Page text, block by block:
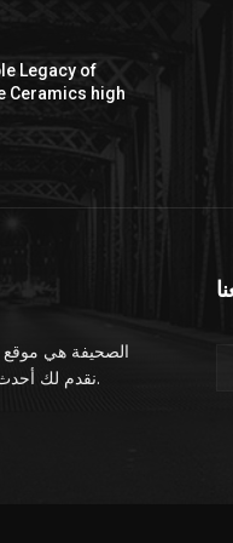
Legacy of
Ceramics high
الصحيفة هي موقع
نقدم لك أحدث الأخبار ومقاطع الفيديو مباشرة من صناعة الترفيه.